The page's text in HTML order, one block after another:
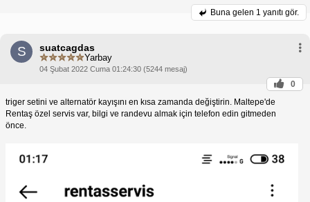
Buna gelen 1 yanıtı gör.
S suatcagdas
Yarbay
04 Şubat 2022 Cuma 01:24:30 (5244 mesaj)
0
triger setini ve alternatör kayışını en kısa zamanda değiştirin. Maltepe'de
Rentaş özel servis var, bilgi ve randevu almak için telefon edin gitmeden
önce.